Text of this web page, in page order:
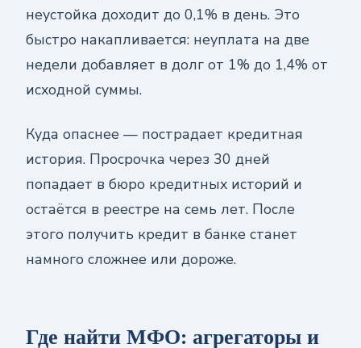
неустойка доходит до 0,1% в день. Это
быстро накапливается: неуплата на две
недели добавляет в долг от 1% до 1,4% от
исходной суммы.
Куда опаснее — пострадает кредитная
история. Просрочка через 30 дней
попадает в бюро кредитных историй и
остаётся в реестре на семь лет. После
этого получить кредит в банке станет
намного сложнее или дороже.
Где найти МФО: агрегаторы и